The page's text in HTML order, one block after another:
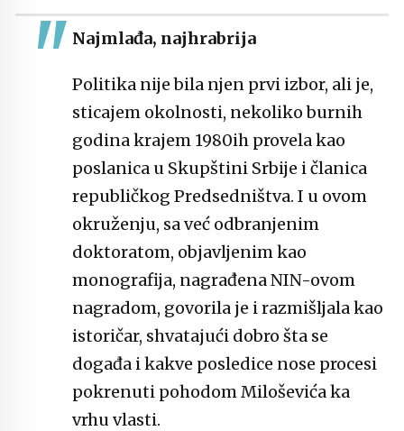
Najmlađa, najhrabrija
Politika nije bila njen prvi izbor, ali je,
sticajem okolnosti, nekoliko burnih
godina krajem 1980ih provela kao
poslanica u Skupštini Srbije i članica
republičkog Predsedništva. I u ovom
okruženju, sa već odbranjenim
doktoratom, objavljenim kao
monografija, nagrađena NIN-ovom
nagradom, govorila je i razmišljala kao
istoričar, shvatajući dobro šta se
događa i kakve posledice nose procesi
pokrenuti pohodom Miloševića ka
vrhu vlasti.